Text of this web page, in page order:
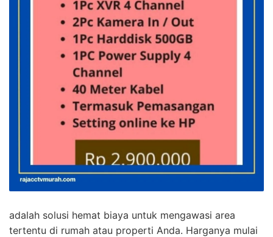
adalah solusi hemat biaya untuk mengawasi area
tertentu di rumah atau properti Anda. Harganya mulai